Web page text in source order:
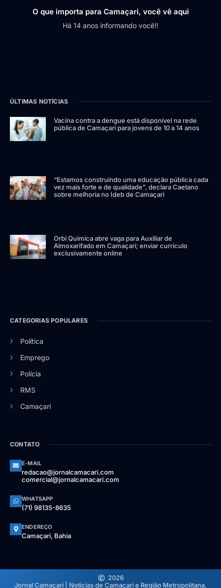
O que importa para Camaçari, você vê aqui
Há 14 anos informando você!!
ÚLTIMAS NOTÍCIAS
Vacina contra a dengue está disponível na rede
pública de Camaçari para jovens de 10 a 14 anos
“Estamos construindo uma educação pública cada
vez mais forte e de qualidade”, declara Caetano
sobre melhoria no Ideb de Camaçari
Orbi Química abre vaga para Auxiliar de
Almoxarifado em Camaçari; enviar currículo
exclusivamente online
CATEGORIAS POPULARES
Política
Emprego
Polícia
RMS
Camaçari
CONTATO
E-MAIL
redacao@jornalcamacari.com
comercial@jornalcamacari.com
WHATSAPP
(71) 98135-8635
ENDEREÇO
Camaçari, Bahia
2026
Jornal Camaçari | Notícias de Camaçari e Região Metropolitana.